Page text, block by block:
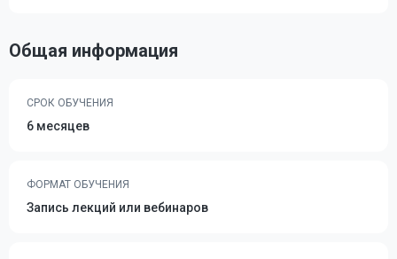
Общая информация
СРОК ОБУЧЕНИЯ
6 месяцев
ФОРМАТ ОБУЧЕНИЯ
Запись лекций или вебинаров